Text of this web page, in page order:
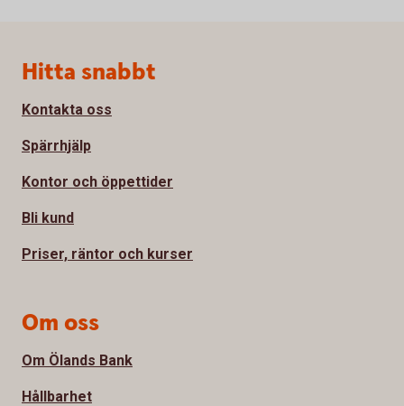
Sidfot
Hitta snabbt
Kontakta oss
Spärrhjälp
Kontor och öppettider
Bli kund
Priser, räntor och kurser
Om oss
Om Ölands Bank
Hållbarhet